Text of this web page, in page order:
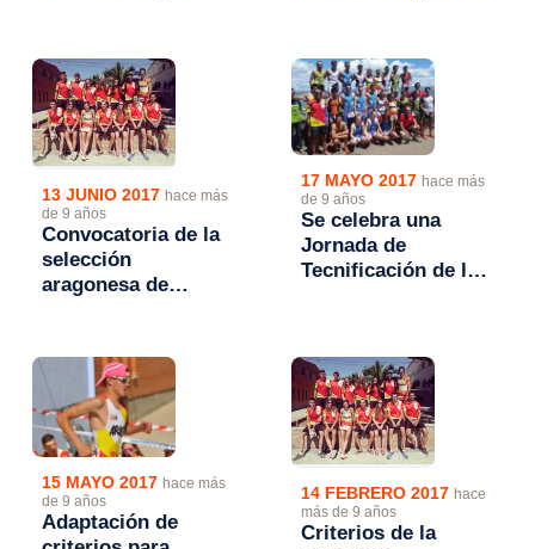
Autonomías
13 JUNIO 2017 hace más
de 9 años
Convocatoria de la
selección
aragonesa de
Campeonato de
España de Triatlón
2017
17 MAYO 2017 hace más
de 9 años
Se celebra una
Jornada de
Tecnificación de la
15 MAYO 2017 hace más
de 9 años
Adaptación de
14 FEBRERO 2017 hace
más de 9 años
Criterios de la